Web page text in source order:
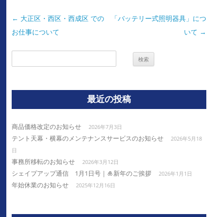
投
稿
ン
← 大正区・西区・西成区 での
お仕事について
「バッテリー式照明器具」につ
いて →
索:
最近の投稿
商品価格改定のお知らせ 2026年7月3日
テント天幕・横幕のメンテナンスサービスのお知らせ
2026年5月18
日
事務所移転のお知らせ 2026年3月12日
シェイプアップ通信 1月1日号｜🎍新年のご挨拶 2026年1月1日
年始休業のお知らせ 2025年12月16日